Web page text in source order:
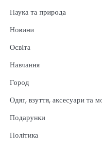
Наука та природа
Новини
Освіта
Навчання
Город
Одяг, взуття, аксесуари та
Подарунки
Політика